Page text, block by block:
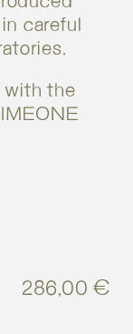
careful
with the
286,00€